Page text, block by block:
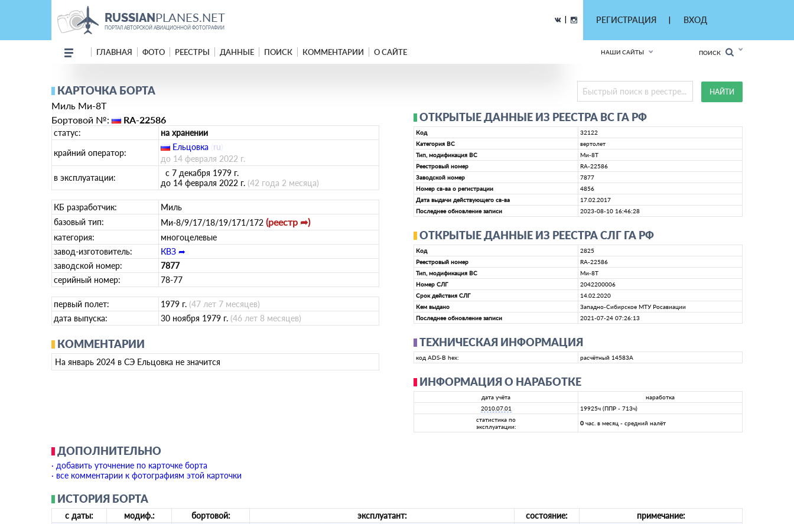
RUSSIANPLANES.NET
ПОРТАЛ АВТОРСКОЙ АВИАЦИОННОЙ ФОТОГРАФИИ
РЕГИСТРАЦИЯ ВХОД
ГЛАВНАЯ ФОТО РЕЕСТРЫ ДАННЫЕ ПОИСК КОММЕНТАРИИ О САЙТЕ НАШИ САЙТЫ ПОИСК
КАРТОЧКА БОРТА
Миль Ми-8Т
Бортовой №:
RA-22586
статус:
на хранении
крайний оператор:
Ельцовка ru
до 14 февраля 2022 г.
в эксплуатации:
с 7 декабря 1979 г.
до 14 февраля 2022 г. (42 года 2 месяца)
КБ разработчик:
Миль
базовый тип:
Ми-8/9/17/18/19/171/172 (реестр ➦)
категория:
многоцелевые
завод-изготовитель:
КВЗ ➦
заводской номер:
7877
серийный номер:
78-77
первый полет: 1979 г. (47 лет 7 месяцев)
дата выпуска:
30 ноября 1979 г. (46 лет 8 месяцев)
КОММЕНТАРИИ
На январь 2024 в СЭ Ельцовка не значится
ОТКРЫТЫЕ ДАННЫЕ ИЗ РЕЕСТРА ВС ГА РФ
Код
32122
Категория ВС
вертолет
Тип, модификация ВС
Ми-8Т
Реестровый номер
RA-22586
Заводской номер
7877
Номер св-ва о регистрации
4856
Дата выдачи действующего св-ва
17.02.2017
Последнее обновление записи
2023-08-10 16:46:28
ОТКРЫТЫЕ ДАННЫЕ ИЗ РЕЕСТРА СЛГ ГА РФ
Код
2825
Реестровый номер
RA-22586
Тип, модификация ВС
Ми-8Т
Номер СЛГ
2042200006
Срок действия СЛГ
14.02.2020
Кем выдано
Западно-Сибирское МТУ Росавиации
Последнее обновление записи
2021-07-24 07:26:13
ТЕХНИЧЕСКАЯ ИНФОРМАЦИЯ
код ADS-B hex: расчётный 14583A
ИНФОРМАЦИЯ О НАРАБОТКЕ
дата учёта
наработка
2010.07.01
19925ч (ППР - 713ч)
статистика по
эксплуатации:
0 час. в месяц - средний налёт
ДОПОЛНИТЕЛЬНО
· добавить уточнение по карточке борта
· все комментарии к фотографиям этой карточки
ИСТОРИЯ БОРТА
с даты: модиф.: бортовой: эксплуатант: состояние:
примечание: